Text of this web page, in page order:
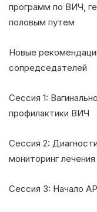
программ по ВИЧ,
половым путем
Новые
сопредседателей
Сессия 1:
профилактики ВИЧ
Сессия 2:
мониторинг лечения
Сессия 3: Начало